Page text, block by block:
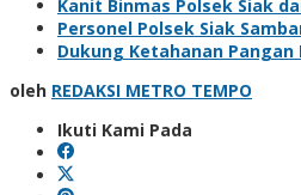
Kanit Binmas Polsek Siak
Personel Polsek Siak
Dukung Ketahanan
oleh REDAKSI METRO TEMPO
Ikuti Kami Pada